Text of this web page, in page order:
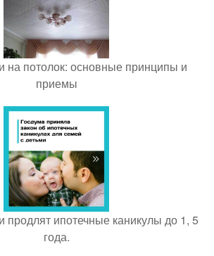
на потолок: основные принципы и
приемы
продлят ипотечные каникулы до 1, 5
года.